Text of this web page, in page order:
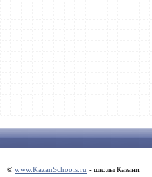
© www.KazanSchools.ru - школы Казани